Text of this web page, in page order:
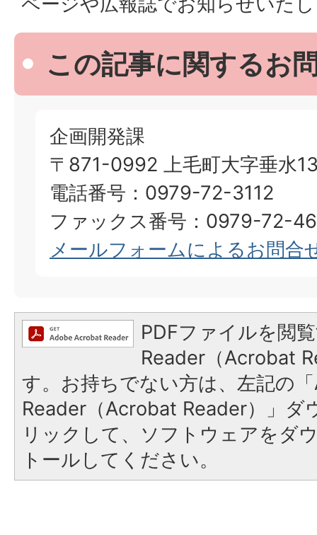
この記事に関するお
企画開発課
〒871-0992 上毛町大字垂水
電話番号：0979-72-3112
ファックス番号：0979-72-
メールフォームによるお問合
PDFファイルを閲
Reader（Acrobat
す。お持ちでない方は、左記の
Reader（Acrobat Reader）」ダ
リックして、ソフトウェアをダ
トールしてください。